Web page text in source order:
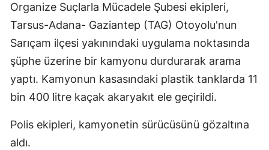
Organize Suçlarla Mücadele Şubesi ekipleri,
Tarsus-Adana- Gaziantep (TAG) Otoyolu'nun
Sarıçam ilçesi yakınındaki uygulama noktasında
şüphe üzerine bir kamyonu durdurarak arama
yaptı. Kamyonun kasasındaki plastik tanklarda 11
bin 400 litre kaçak akaryakıt ele geçirildi.
Polis ekipleri, kamyonetin sürücüsünü gözaltına
aldı.